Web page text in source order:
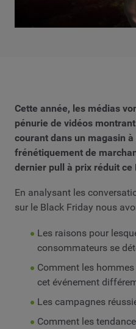
Cette année, les médias
pénurie de vidéos
courant dans un magasin à
frénétiquement de
dernier pull à prix réduit ce
En analysant les
sur le Black Friday nous
Les raisons pour
consommateurs se
Comment les
cet événement
Les campagnes
Comment les